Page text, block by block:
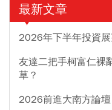
最新文章
2026年下半年投資
友達二把手柯富仁裸
草？
2026前進大南方論壇